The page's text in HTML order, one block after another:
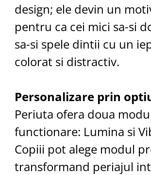
design; ele devin un
pentru ca cei mici sa-si
sa-si spele dintii cu un
colorat si distractiv.
Personalizare prin
Periuta ofera doua
functionare: Lumina si
Copiii pot alege modul
transformand periajul